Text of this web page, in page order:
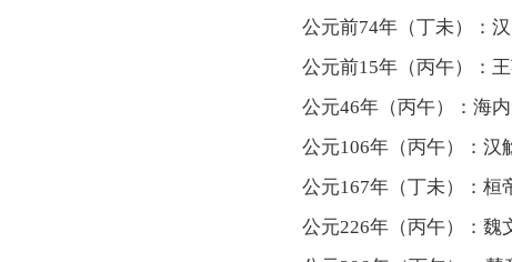
公元前74年（丁未）：
公元前15年（丙午）：
公元46年（丙午）：海
公元106年（丙午）：汉
公元167年（丁未）：桓
公元226年（丙午）：魏